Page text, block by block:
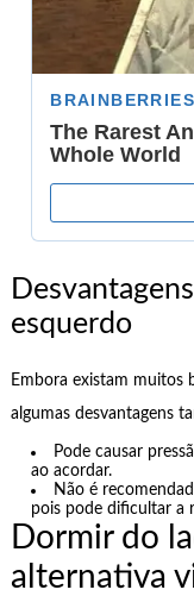
esquerdo
Embora existam muitos
algumas desvantagens
Pode causar
ao acordar.
Não é
pois pode dificultar a
Dormir do
alternativa